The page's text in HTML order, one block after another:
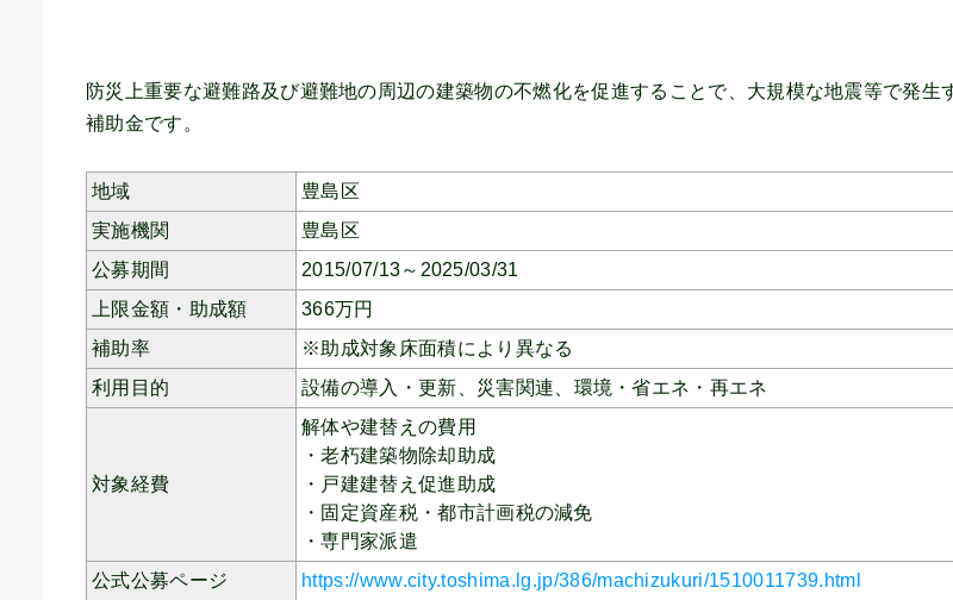
防災上重要な避難路及び避難地の周辺の建築物の不燃化を促進することで、大規模な地震等で発
補助金です。
地域
豊島区
実施機関
豊島区
公募期間
2015/07/13～2025/03/31
上限金額・助成額
366万円
補助率
※助成対象床面積により異なる
利用目的
設備の導入・更新、 災害関連、 環境・省エネ・再エネ
対象経費
解体や建替えの費用
・老朽建築物除却助成
・戸建建替え促進助成
・固定資産税・都市計画税の減免
・専門家派遣
公式公募ページ
https://www.city.toshima.lg.jp/386/machizukuri/1510011739.html